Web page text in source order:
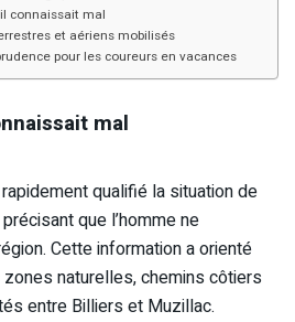
connaissait mal
et aériens mobilisés
pour les coureurs en vacances
mal
qualifié la situation de
que l’homme ne
Cette information a orienté
naturelles, chemins côtiers
entre Billiers et Muzillac.